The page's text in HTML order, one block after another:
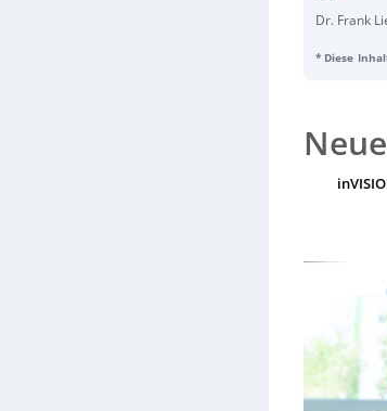
Dr. Frank
* Diese